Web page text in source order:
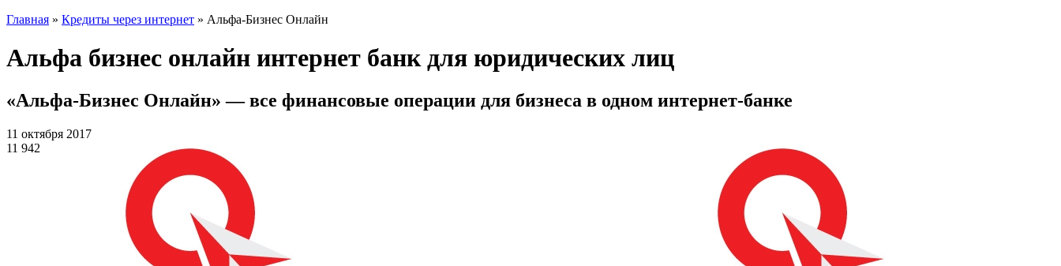
Главная » Кредиты через интернет » Альфа-Бизнес Онлайн
Альфа бизнес онлайн интернет банк для юридических лиц
«Альфа-Бизнес Онлайн» — все финансовые операции для бизнеса в одном интернет-банке
11 октября 2017
11 942